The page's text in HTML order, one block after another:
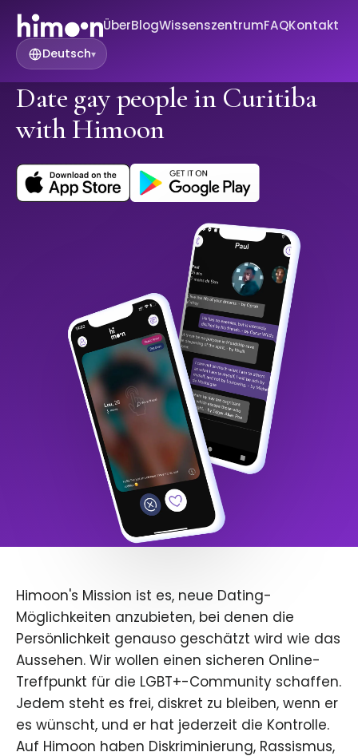
ÜberBlogWissenszentrumFAQKontakt
Deutsch▾
Date gay people in Curitiba
with Himoon
Himoon's Mission ist es, neue Dating-
Möglichkeiten anzubieten, bei denen die
Persönlichkeit genauso geschätzt wird wie das
Aussehen. Wir wollen einen sicheren Online-
Treffpunkt für die LGBT+-Community schaffen.
Jedem steht es frei, diskret zu bleiben, wenn er
es wünscht, und er hat jederzeit die Kontrolle.
Auf Himoon haben Diskriminierung, Rassismus,